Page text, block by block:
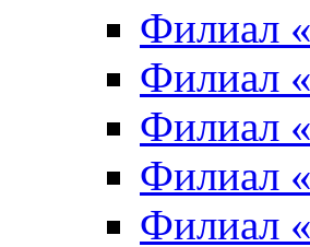
Филиал
Филиал
Филиал
Филиал
Филиал